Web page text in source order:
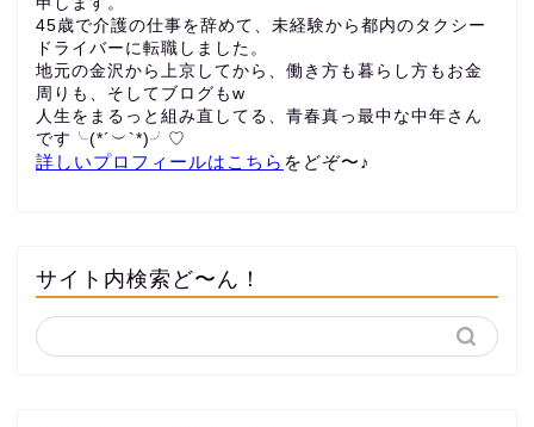
45歳で介護の仕事を辞めて、未経験から都内のタクシー
ドライバーに転職しました。
地元の金沢から上京してから、働き方も暮らし方もお金
周りも、 そしてブログもw
人生をまるっと組み直してる、青春真っ最中な中年さん
です╰(*´︶`*)╯♡
詳しいプロフィールはこちら をどぞ〜♪
サイト内検索ど〜ん！